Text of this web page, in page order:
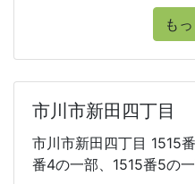
も
市川市新田四丁目
市川市新田四丁目 1515
番4の一部、1515番5の